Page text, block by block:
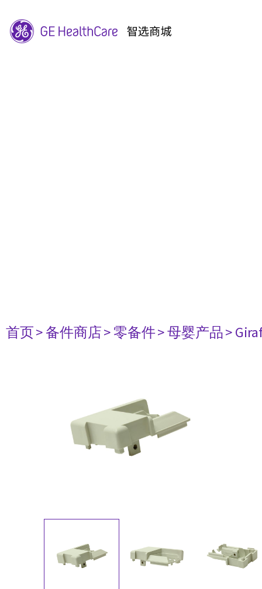
首页> 备件商店> 零备件> 母婴产品>